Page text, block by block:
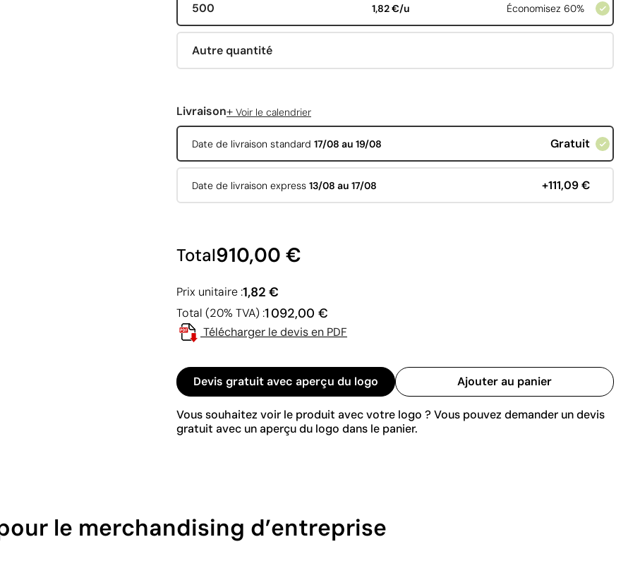
500 1,82 €/u Économisez 60%
Autre quantité
Livraison+ Voir le calendrier
Date de livraison standard 17/08 au 19/08 Gratuit
Date de livraison express 13/08 au 17/08 +111,09 €
Total910,00 €
Prix unitaire :1,82 €
Total (20% TVA) :1 092,00 €
Télécharger le devis en PDF
Devis gratuit avec aperçu du logo Ajouter au panier
Vous souhaitez voir le produit avec votre logo ? Vous pouvez demander un devis
gratuit avec un aperçu du logo dans le panier.
le merchandising d’entreprise